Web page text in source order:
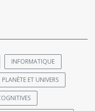
INFORMATIQUE
PLANÈTE ET UNIVERS